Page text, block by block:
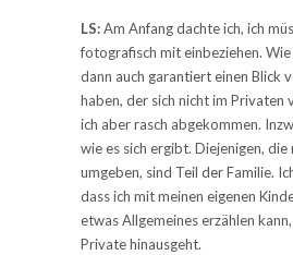
LS:Am Anfang dachte ich, ich
fotografisch mit einbeziehen.
dann auch garantiert einen Blick
haben, der sich nicht im Privaten
ich aber rasch abgekommen.
wie es sich ergibt. Diejenigen, die
umgeben, sind Teil der Familie.
dass ich mit meinen eigenen
etwas Allgemeines erzählen
Private hinausgeht.